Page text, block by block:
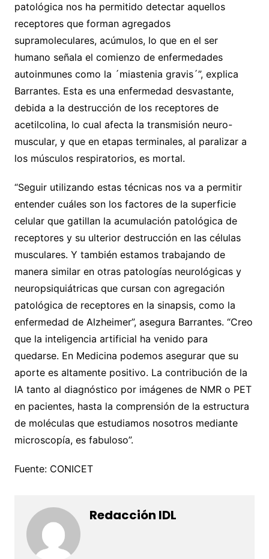
patológica nos ha permitido detectar aquellos
receptores que forman agregados
supramoleculares, acúmulos, lo que en el ser
humano señala el comienzo de enfermedades
autoinmunes como la ´miastenia gravis´”, explica
Barrantes. Esta es una enfermedad desvastante,
debida a la destrucción de los receptores de
acetilcolina, lo cual afecta la transmisión neuro-
muscular, y que en etapas terminales, al paralizar a
los músculos respiratorios, es mortal.
“Seguir utilizando estas técnicas nos va a permitir
entender cuáles son los factores de la superficie
celular que gatillan la acumulación patológica de
receptores y su ulterior destrucción en las células
musculares. Y también estamos trabajando de
manera similar en otras patologías neurológicas y
neuropsiquiátricas que cursan con agregación
patológica de receptores en la sinapsis, como la
enfermedad de Alzheimer”, asegura Barrantes. “Creo
que la inteligencia artificial ha venido para
quedarse. En Medicina podemos asegurar que su
aporte es altamente positivo. La contribución de la
IA tanto al diagnóstico por imágenes de NMR o PET
en pacientes, hasta la comprensión de la estructura
de moléculas que estudiamos nosotros mediante
microscopía, es fabuloso”.
Fuente: CONICET
Redacción IDL